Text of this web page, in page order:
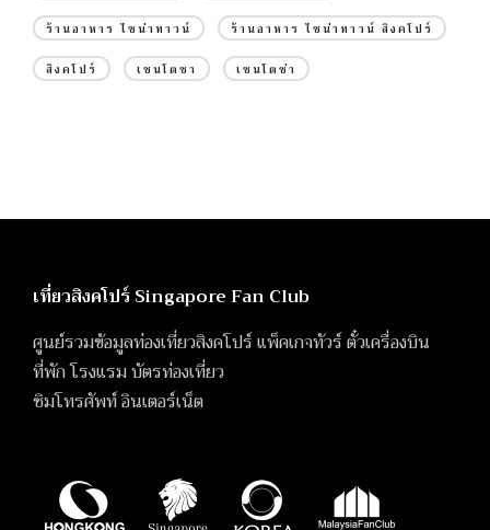
ร้านอาหาร ไชน่าทาวน์ ร้านอาหาร ไชน่าทาวน์ สิงคโปร์
สิงคโปร์ เซนโตซา เซนโตซ่า
เที่ยวสิงคโปร์ Singapore Fan Club
ศูนย์รวมข้อมูลท่องเที่ยวสิงคโปร์ แพ็คเกจทัวร์ ตั๋วเครื่องบิน
ที่พัก โรงแรม บัตรท่องเที่ยว
ซิมโทรศัพท์ อินเตอร์เน็ต